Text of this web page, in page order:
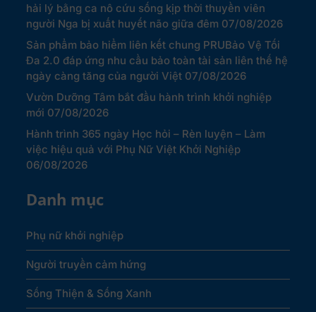
hải lý bằng ca nô cứu sống kịp thời thuyền viên
người Nga bị xuất huyết não giữa đêm 07/08/2026
Sản phẩm bảo hiểm liên kết chung PRUBảo Vệ Tối
Đa 2.0 đáp ứng nhu cầu bảo toàn tài sản liên thế hệ
ngày càng tăng của người Việt 07/08/2026
Vườn Dưỡng Tâm bắt đầu hành trình khởi nghiệp
mới 07/08/2026
Hành trình 365 ngày Học hỏi – Rèn luyện – Làm
việc hiệu quả với Phụ Nữ Việt Khởi Nghiệp
06/08/2026
Danh mục
Phụ nữ khởi nghiệp
Người truyền cảm hứng
Sống Thiện & Sống Xanh